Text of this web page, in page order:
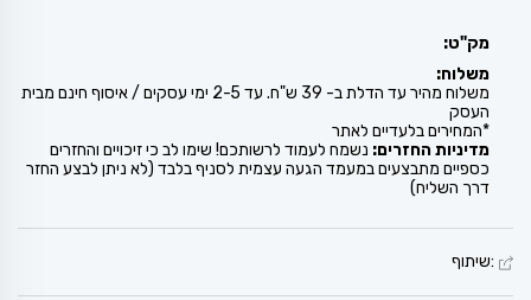
מק"ט:
משלוח:
משלוח מהיר עד הדלת ב- 39 ש"ח. עד 2-5 ימי עסקים / איסוף חינם מבית
העסק
*המחירים בלעדיים לאתר
מדיניות החזרים: נשמח לעמוד לרשותכם! שימו לב כי זיכויים והחזרים
כספיים מתבצעים במעמד הגעה עצמית לסניף בלבד (לא ניתן לבצע החזר
דרך השליח)
:שיתוף